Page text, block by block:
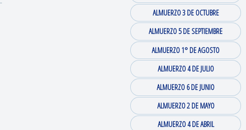
ALMUERZO 3 DE OCTUBRE
ALMUERZO 5 DE SEPTIEMBRE
ALMUERZO 1° DE AGOSTO
ALMUERZO 4 DE JULIO
ALMUERZO 6 DE JUNIO
ALMUERZO 2 DE MAYO
ALMUERZO 4 DE ABRIL